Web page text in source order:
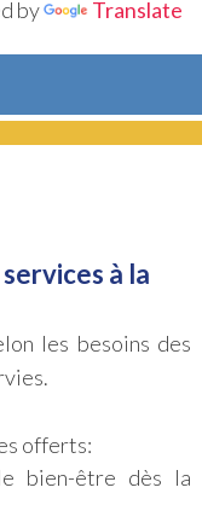
by Translate
à la
les besoins des
offerts:
bien-être dès la